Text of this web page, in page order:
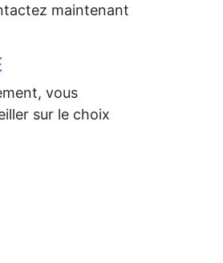
maintenant
vous
sur le choix